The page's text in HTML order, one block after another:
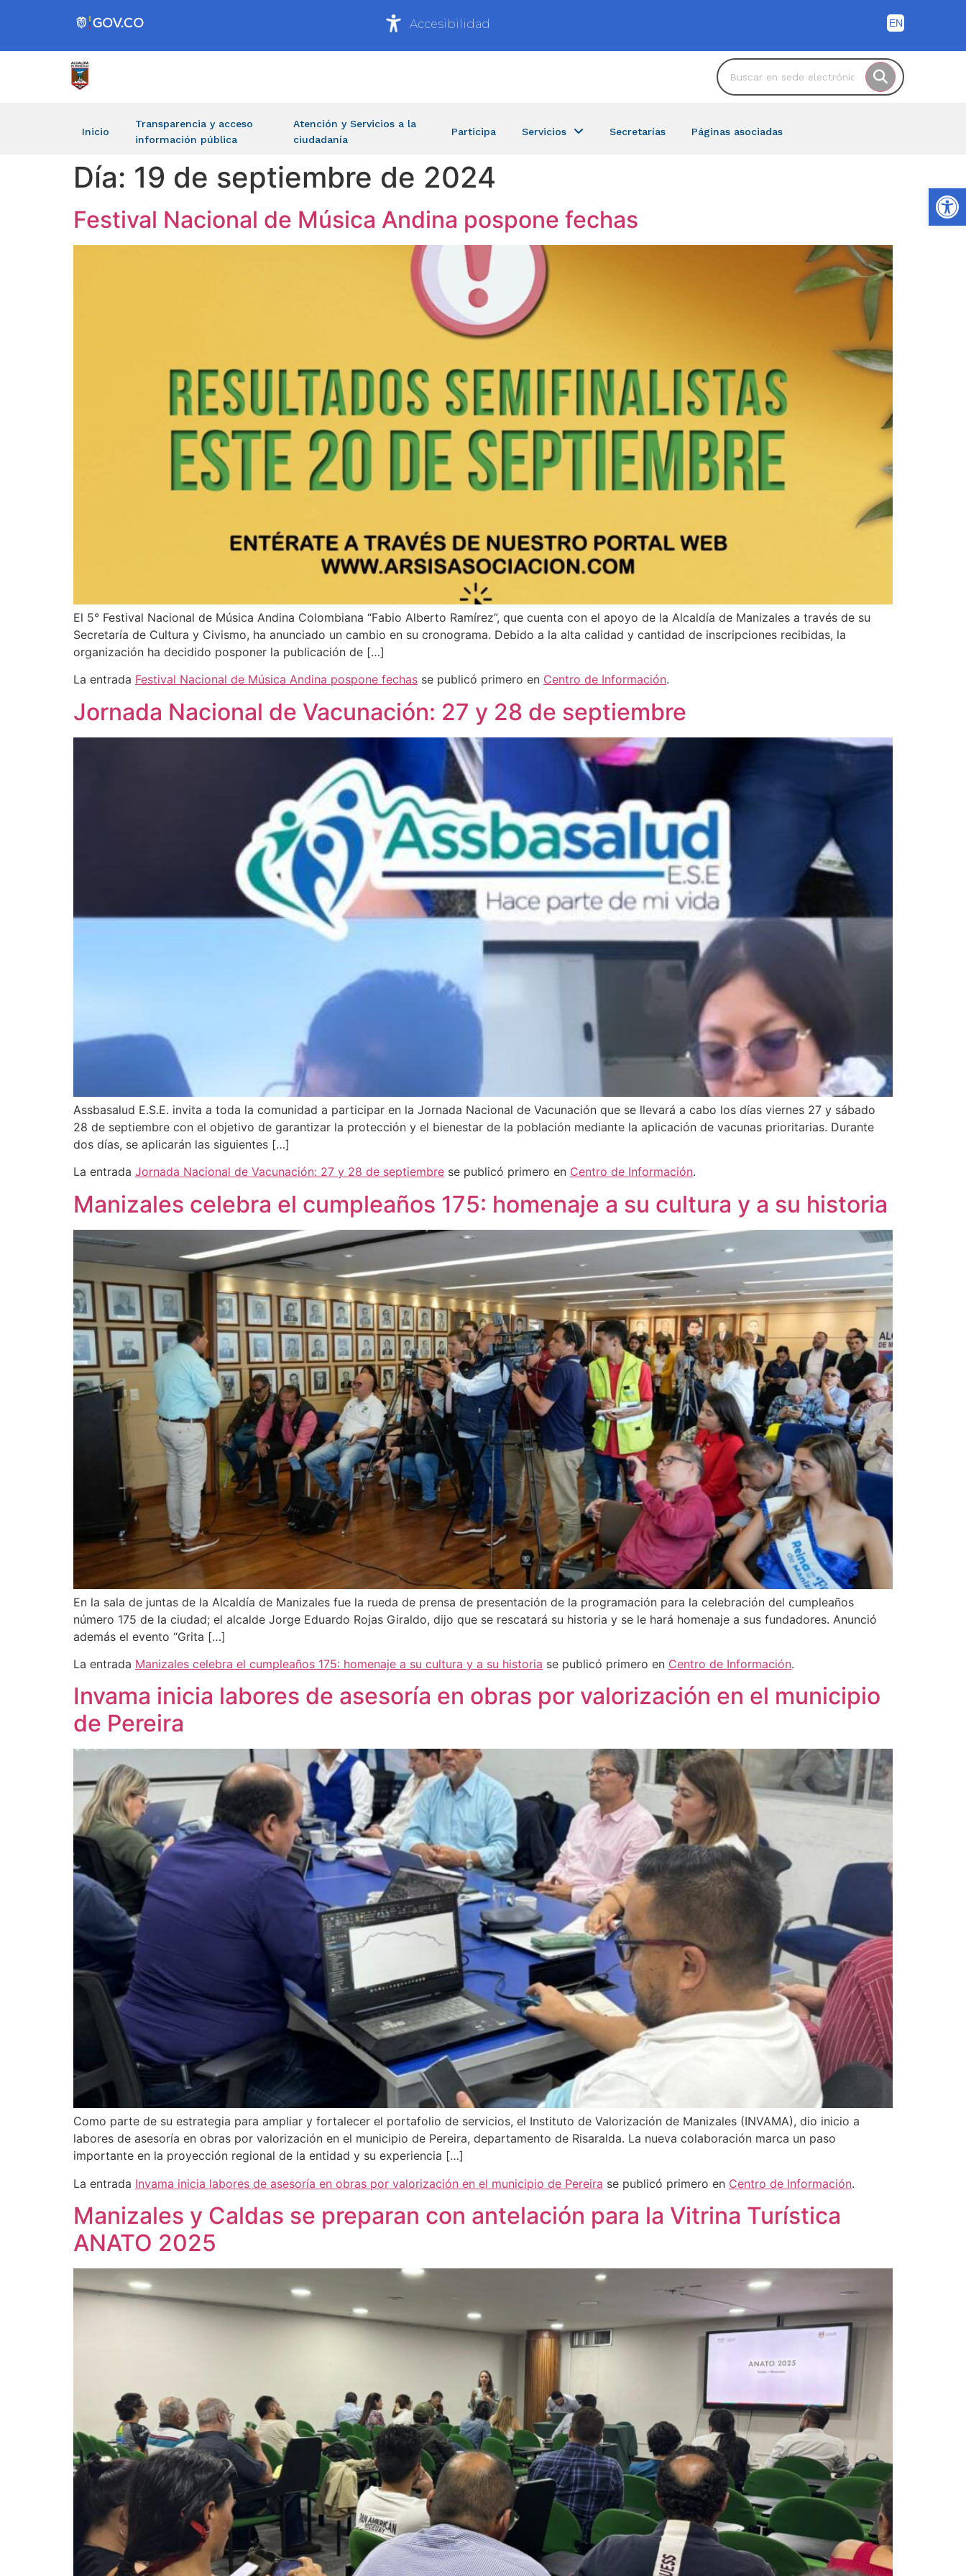
Accesibilidad
Inicio
Transparencia y acceso
información pública
Atención y Servicios a la
ciudadanía
Participa Servicios Secretarías Páginas asociadas
Día: 19 de septiembre de 2024
Festival Nacional de Música Andina pospone fechas
El 5° Festival Nacional de Música Andina Colombiana “Fabio Alberto Ramírez”, que cuenta con el apoyo de la Alcaldía de Manizales a través de su
Secretaría de Cultura y Civismo, ha anunciado un cambio en su cronograma. Debido a la alta calidad y cantidad de inscripciones recibidas, la
organización ha decidido posponer la publicación de […]
La entrada Festival Nacional de Música Andina pospone fechas se publicó primero en Centro de Información.
Jornada Nacional de Vacunación: 27 y 28 de septiembre
Assbasalud E.S.E. invita a toda la comunidad a participar en la Jornada Nacional de Vacunación que se llevará a cabo los días viernes 27 y sábado
28 de septiembre con el objetivo de garantizar la protección y el bienestar de la población mediante la aplicación de vacunas prioritarias. Durante
dos días, se aplicarán las siguientes […]
La entrada Jornada Nacional de Vacunación: 27 y 28 de septiembre se publicó primero en Centro de Información.
Manizales celebra el cumpleaños 175: homenaje a su cultura y a su historia
En la sala de juntas de la Alcaldía de Manizales fue la rueda de prensa de presentación de la programación para la celebración del cumpleaños
número 175 de la ciudad; el alcalde Jorge Eduardo Rojas Giraldo, dijo que se rescatará su historia y se le hará homenaje a sus fundadores. Anunció
además el evento “Grita […]
La entrada Manizales celebra el cumpleaños 175: homenaje a su cultura y a su historia se publicó primero en Centro de Información.
Invama inicia labores de asesoría en obras por valorización en el municipio
de Pereira
Como parte de su estrategia para ampliar y fortalecer el portafolio de servicios, el Instituto de Valorización de Manizales (INVAMA), dio inicio a
labores de asesoría en obras por valorización en el municipio de Pereira, departamento de Risaralda. La nueva colaboración marca un paso
importante en la proyección regional de la entidad y su experiencia […]
La entrada Invama inicia labores de asesoría en obras por valorización en el municipio de Pereira se publicó primero en Centro de Información.
Manizales y Caldas se preparan con antelación para la Vitrina Turística
ANATO 2025